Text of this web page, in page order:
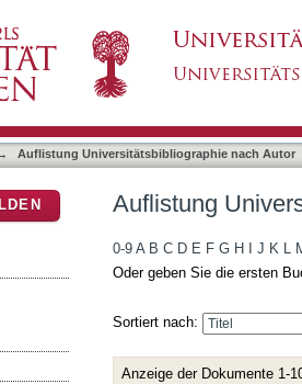
Auflistung Universitätsbibliographie nach Autor
Auflistung
0-9 A B C D E F G H J K L
Oder geben Sie die ersten
Sortiert nach:
Anzeige der Dokumente 1-